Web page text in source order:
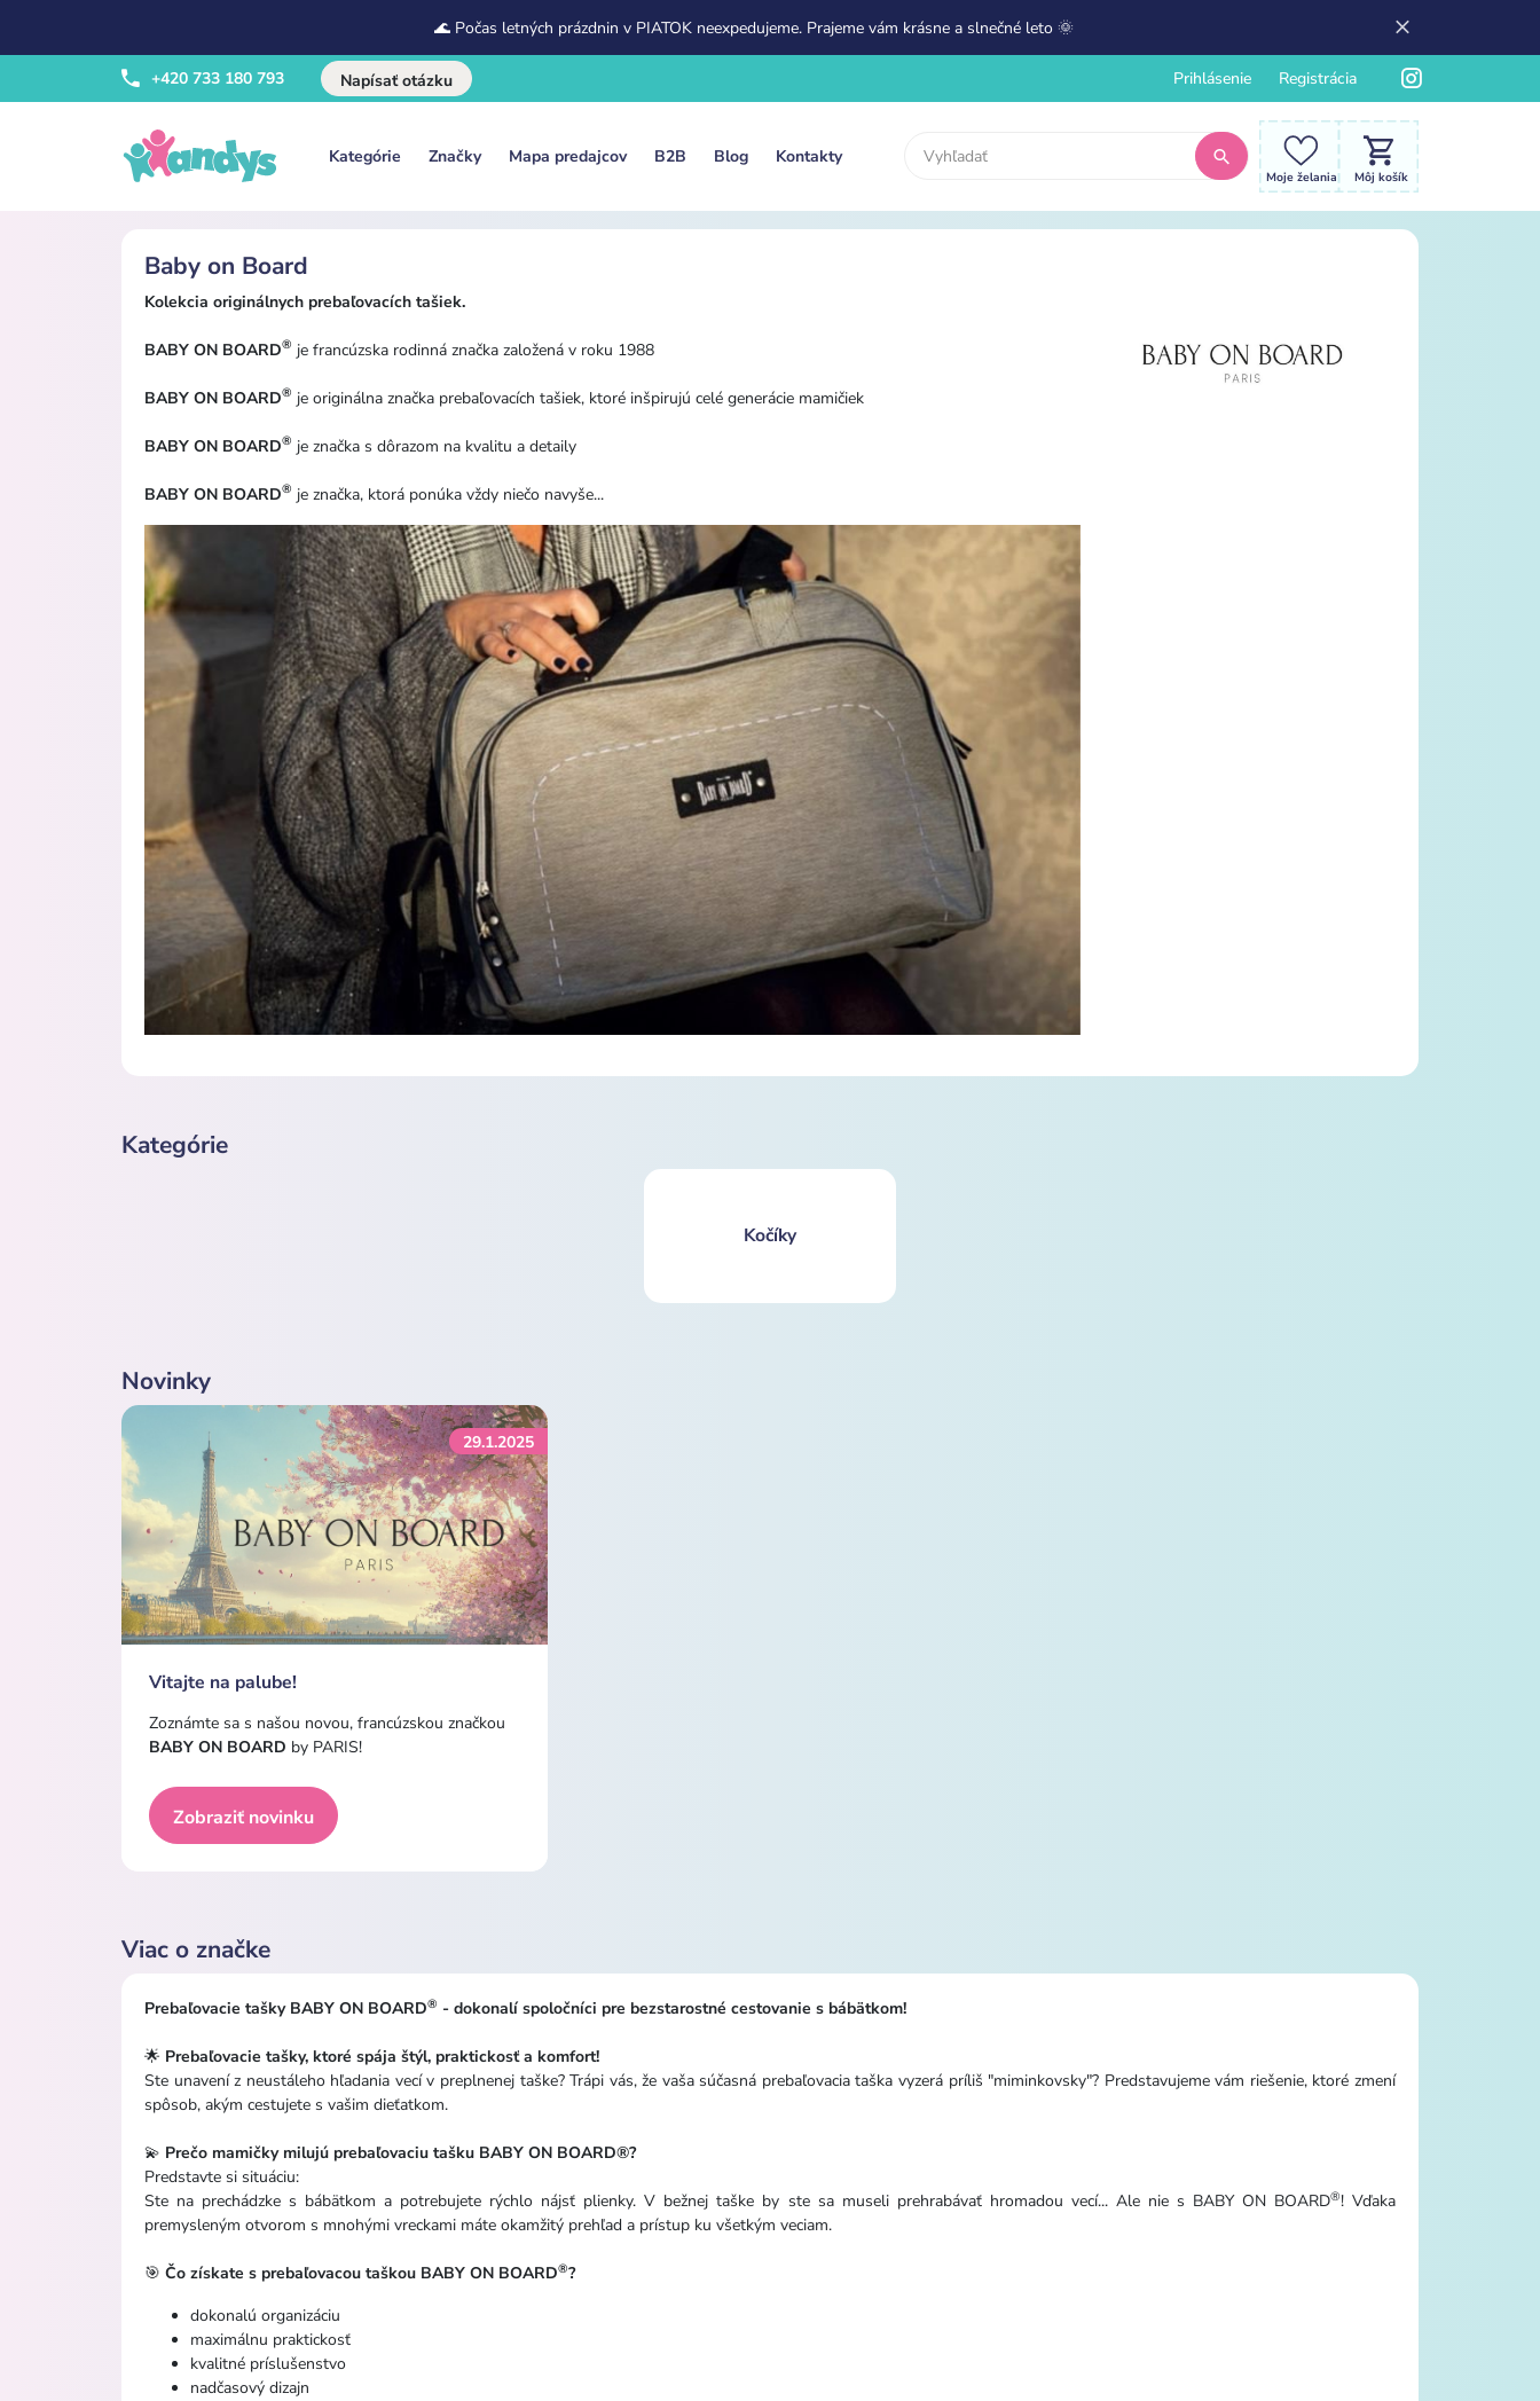
🌊 Počas letných prázdnin v PIATOK neexpedujeme. Prajeme vám krásne a slnečné leto 🌞
+420 733 180 793 Napísať otázku Prihlásenie Registrácia
Kategórie Značky Mapa predajcov B2B Blog Kontakty
Moje želania Môj košík
Baby on Board
Kolekcia originálnych prebaľovacích tašiek.
BABY ON BOARD® je francúzska rodinná značka založená v roku 1988
BABY ON BOARD® je originálna značka prebaľovacích tašiek, ktoré inšpirujú celé generácie mamičiek
BABY ON BOARD® je značka s dôrazom na kvalitu a detaily
BABY ON BOARD® je značka, ktorá ponúka vždy niečo navyše...
Kategórie
Kočíky
Novinky
29.1.2025
Vitajte na palube!
Zoznámte sa s našou novou, francúzskou značkou
BABY ON BOARD by PARIS!
Zobraziť novinku
Viac o značke
Prebaľovacie tašky BABY ON BOARD® - dokonalí spoločníci pre bezstarostné cestovanie s bábätkom!
🌟 Prebaľovacie tašky, ktoré spája štýl, praktickosť a komfort!
Ste unavení z neustáleho hľadania vecí v preplnenej taške? Trápi vás, že vaša súčasná prebaľovacia taška vyzerá príliš "miminkovsky"? Predstavujeme vám riešenie, ktoré zmení
spôsob, akým cestujete s vašim dieťatkom.
💫 Prečo mamičky milujú prebaľovaciu tašku BABY ON BOARD®?
Predstavte si situáciu:
Ste na prechádzke s bábätkom a potrebujete rýchlo nájsť plienky. V bežnej taške by ste sa museli prehrabávať hromadou vecí... Ale nie s BABY ON BOARD®! Vďaka
premysleným otvorom s mnohými vreckami máte okamžitý prehľad a prístup ku všetkým veciam.
🎯 Čo získate s prebaľovacou taškou BABY ON BOARD®?
dokonalú organizáciu
maximálnu praktickosť
kvalitné príslušenstvo
nadčasový dizajn